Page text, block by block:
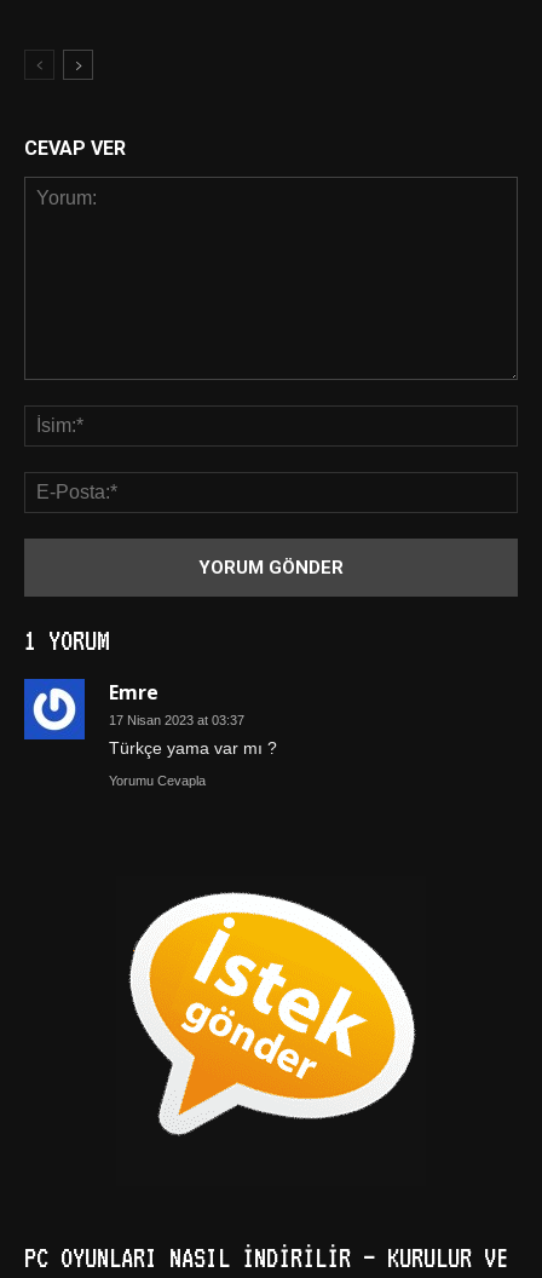
CEVAP VER
1 YORUM
Emre
17 Nisan 2023 at 03:37
Türkçe yama var mı ?
Yorumu Cevapla
PC OYUNLARI NASIL İNDIRILIR – KURULUR VE